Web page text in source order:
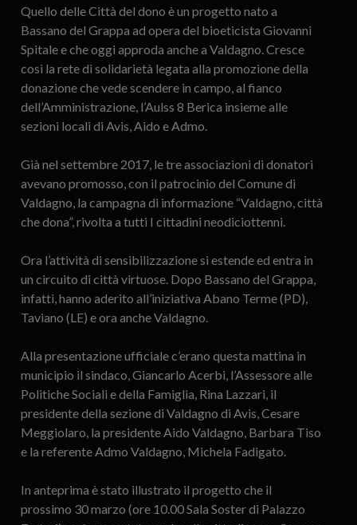
Quello delle Città del dono è un progetto nato a
Bassano del Grappa ad opera del bioeticista Giovanni
Spitale e che oggi approda anche a Valdagno. Cresce
così la rete di solidarietà legata alla promozione della
donazione che vede scendere in campo, al fianco
dell’Amministrazione, l’Aulss 8 Berica insieme alle
sezioni locali di Avis, Aido e Admo.
Già nel settembre 2017, le tre associazioni di donatori
avevano promosso, con il patrocinio del Comune di
Valdagno, la campagna di informazione “Valdagno, città
che dona”, rivolta a tutti I cittadini neodiciottenni.
Ora l’attività di sensibilizzazione si estende ed entra in
un circuito di città virtuose. Dopo Bassano del Grappa,
infatti, hanno aderito all’iniziativa Abano Terme (PD),
Taviano (LE) e ora anche Valdagno.
Alla presentazione ufficiale c’erano questa mattina in
municipio il sindaco, Giancarlo Acerbi, l’Assessore alle
Politiche Sociali e della Famiglia, Rina Lazzari, il
presidente della sezione di Valdagno di Avis, Cesare
Meggiolaro, la presidente Aido Valdagno, Barbara Tiso
e la referente Admo Valdagno, Michela Fadigato.
In anteprima è stato illustrato il progetto che il
prossimo 30 marzo (ore 10.00 Sala Soster di Palazzo